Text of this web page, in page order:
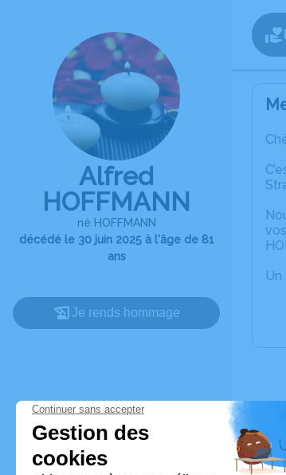
Alfred
HOFFMANN
né HOFFMANN
décédé le 30 juin 2025 à l'âge de 81
ans
Je rends hommage